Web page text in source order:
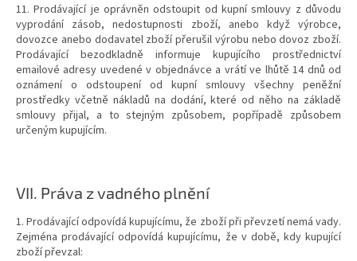
11. Prodávající je oprávněn odstoupit od kupní smlouvy z důvodu
vyprodání zásob, nedostupnosti zboží, anebo když výrobce,
dovozce anebo dodavatel zboží přerušil výrobu nebo dovoz zboží.
Prodávající bezodkladně informuje kupujícího prostřednictví
emailové adresy uvedené v objednávce a vrátí ve lhůtě 14 dnů od
oznámení o odstoupení od kupní smlouvy všechny peněžní
prostředky včetně nákladů na dodání, které od něho na základě
smlouvy přijal, a to stejným způsobem, popřípadě způsobem
určeným kupujícím.
VII. Práva z vadného plnění
1. Prodávající odpovídá kupujícímu, že zboží při převzetí nemá vady.
Zejména prodávající odpovídá kupujícímu, že v době, kdy kupující
zboží převzal: